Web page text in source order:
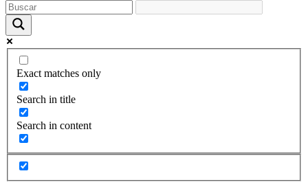
Exact matches only
Search in title
Search in content